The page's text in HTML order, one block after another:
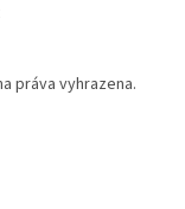
práva vyhrazena.